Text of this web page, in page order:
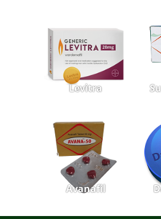
Levitra
Avanafil